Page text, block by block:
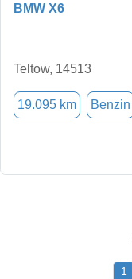
BMW X6
Teltow, 14513
19.095 km Benzin
1